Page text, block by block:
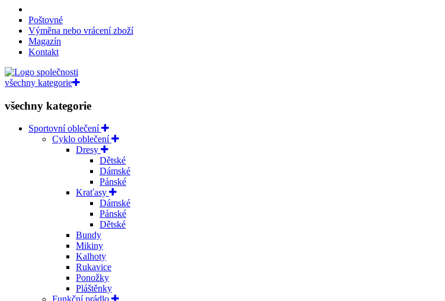
Poštovné
Výměna nebo vrácení zboží
Magazín
Kontakt
všechny kategorie
všechny kategorie
Sportovní oblečení
Cyklo oblečení
Dresy
Dětské
Dámské
Pánské
Kraťasy
Dámské
Pánské
Dětské
Bundy
Mikiny
Kalhoty
Rukavice
Ponožky
Pláštěnky